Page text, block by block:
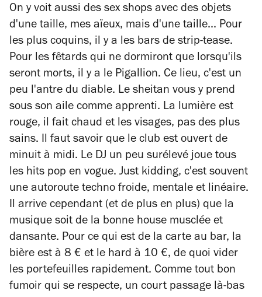
On y voit aussi des sex shops avec des objets
d'une taille, mes aïeux, mais d'une taille... Pour
les plus coquins, il y a les bars de strip-tease.
Pour les fêtards qui ne dormiront que lorsqu'ils
seront morts, il y a le Pigallion. Ce lieu, c'est un
peu l'antre du diable. Le sheitan vous y prend
sous son aile comme apprenti. La lumière est
rouge, il fait chaud et les visages, pas des plus
sains. Il faut savoir que le club est ouvert de
minuit à midi. Le DJ un peu surélevé joue tous
les hits pop en vogue. Just kidding, c'est souvent
une autoroute techno froide, mentale et linéaire.
Il arrive cependant (et de plus en plus) que la
musique soit de la bonne house musclée et
dansante. Pour ce qui est de la carte au bar, la
bière est à 8 € et le hard à 10 €, de quoi vider
les portefeuilles rapidement. Comme tout bon
fumoir qui se respecte, un court passage là-bas